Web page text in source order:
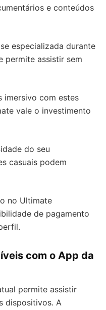
e conteúdos
especializada durante
permite assistir sem
imersivo com estes
vale o investimento
do seu
casuais podem
no Ultimate
de pagamento
com o App da
permite assistir
dispositivos. A